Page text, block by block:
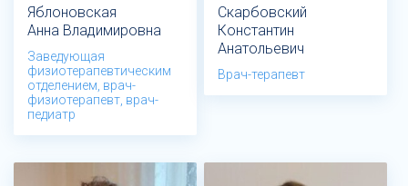
Яблоновская
Анна Владимировна
Заведующая
физиотерапевтическим
отделением, врач-
физиотерапевт, врач-
педиатр
Скарбовский
Константин
Анатольевич
Врач-терапевт